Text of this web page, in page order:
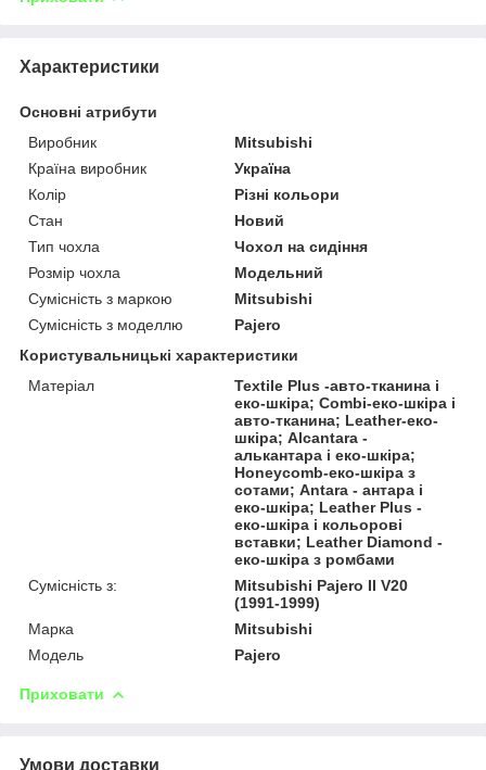
Характеристики
Основні атрибути
Виробник
Mitsubishi
Країна виробник
Україна
Колір
Різні кольори
Стан
Новий
Тип чохла
Чохол на сидіння
Розмір чохла
Модельний
Сумісність з маркою
Mitsubishi
Сумісність з моделлю
Pajero
Користувальницькі характеристики
Матеріал
Textile Plus -авто-тканина і
еко-шкіра; Combi-еко-шкіра і
авто-тканина; Leather-еко-
шкіра; Alcantara -
алькантара і еко-шкіра;
Honeycomb-еко-шкіра з
сотами; Antara - антара і
еко-шкіра; Leather Plus -
еко-шкіра і кольорові
вставки; Leather Diamond -
еко-шкіра з ромбами
Сумісність з:
Mitsubishi Pajero II V20
(1991-1999)
Марка
Mitsubishi
Модель
Pajero
Приховати
Умови доставки